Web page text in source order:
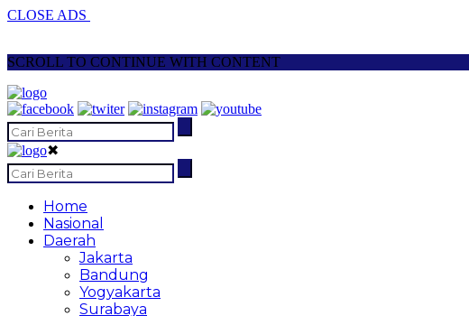
CLOSE ADS
SCROLL TO CONTINUE WITH CONTENT
✖
Home
Nasional
Daerah
Jakarta
Bandung
Yogyakarta
Surabaya